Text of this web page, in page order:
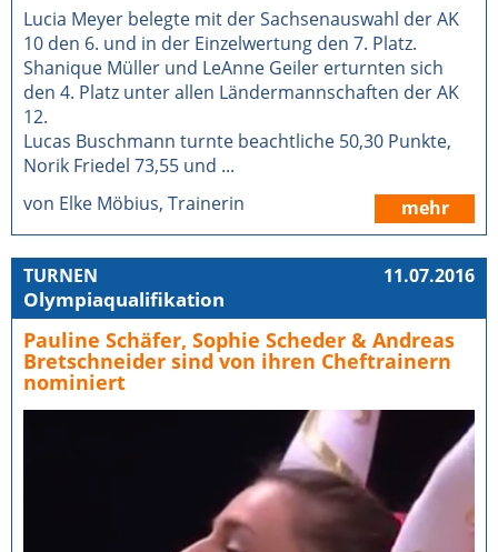
Lucia Meyer belegte mit der Sachsenauswahl der AK
10 den 6. und in der Einzelwertung den 7. Platz.
Shanique Müller und LeAnne Geiler erturnten sich
den 4. Platz unter allen Ländermannschaften der AK
12.
Lucas Buschmann turnte beachtliche 50,30 Punkte,
Norik Friedel 73,55 und ...
mehr
von Elke Möbius, Trainerin
11.07.2016
TURNEN
Olympiaqualifikation
Pauline Schäfer, Sophie Scheder & Andreas
Bretschneider sind von ihren Cheftrainern
nominiert